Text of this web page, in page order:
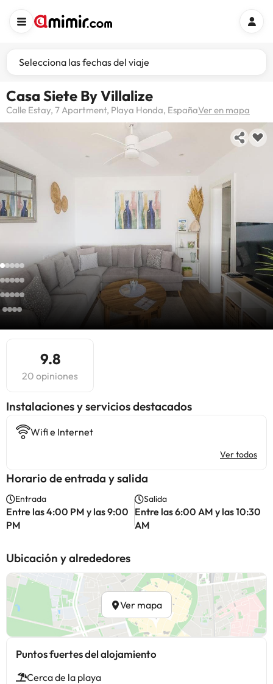
Selecciona las fechas del viaje
Casa Siete By Villalize
Calle Estay, 7 Apartment, Playa Honda, EspañaVer en mapa
9.8
20 opiniones
Instalaciones y servicios destacados
Wifi e Internet
Ver todos
Horario de entrada y salida
Entrada
Entre las 4:00 PM y las 9:00
PM
Salida
Entre las 6:00 AM y las 10:30
AM
Ubicación y alrededores
Ver mapa
Puntos fuertes del alojamiento
Cerca de la playa